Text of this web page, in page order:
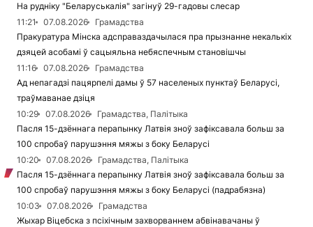
На рудніку "Беларуськалія" загінуў 29-гадовы слесар
11:21
07.08.2026
Грамадства
Пракуратура Мінска адсправаздачылася пра прызнанне некалькіх
дзяцей асобамі ў сацыяльна небяспечным становішчы
11:16
07.08.2026
Грамадства
Ад непагадзі пацярпелі дамы ў 57 населеных пунктаў Беларусі,
траўмаванае дзіця
10:29
07.08.2026
Грамадства, Палітыка
Пасля 15-дзённага перапынку Латвія зноў зафіксавала больш за
100 спробаў парушэння мяжы з боку Беларусі
10:20
07.08.2026
Грамадства, Палітыка
Пасля 15-дзённага перапынку Латвія зноў зафіксавала больш за
100 спробаў парушэння мяжы з боку Беларусі (падрабязна)
10:03
07.08.2026
Грамадства
Жыхар Віцебска з псіхічным захворваннем абвінавачаны ў